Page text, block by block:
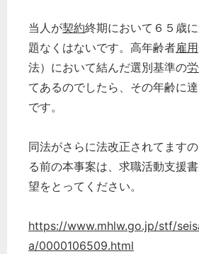
当人が契約終期において６５歳
題なくはないです。高年齢者雇用
法）において結んだ選別基準の
てあるのでしたら、その年齢に
です。
同法がさらに法改正されてます
る前の本事案は、求職活動支援
望をとってください。
https://www.mhlw.go.jp/stf/
a/0000106509.html